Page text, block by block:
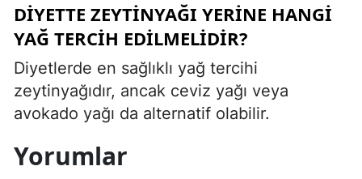
DIYETTE ZEYTINYAĞI YERINE HANGI
YAĞ TERCIH EDILMELIDIR?
Diyetlerde en sağlıklı yağ tercihi
zeytinyağıdır, ancak ceviz yağı veya
avokado yağı da alternatif olabilir.
Yorumlar